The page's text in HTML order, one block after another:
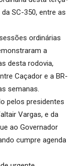
SC-350, entre as
ordinárias
a
desta rodovia,
Caçador e a BR-
semanas.
pelos presidentes
Vargas, e da
ao Governador
cumpre agenda